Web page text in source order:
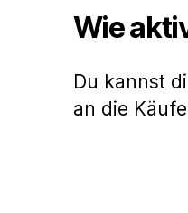
Wie
Du kannst
an die